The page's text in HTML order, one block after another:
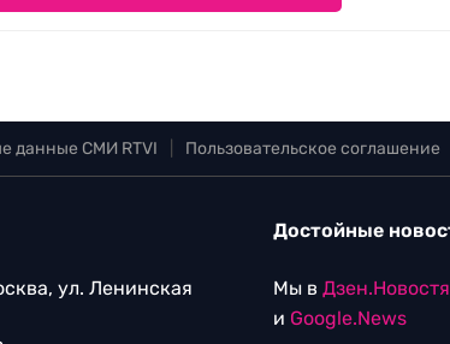
данные СМИ RTVI Пользовательское соглашение
ул. Ленинская
Достойные
Мы в
и Google.News